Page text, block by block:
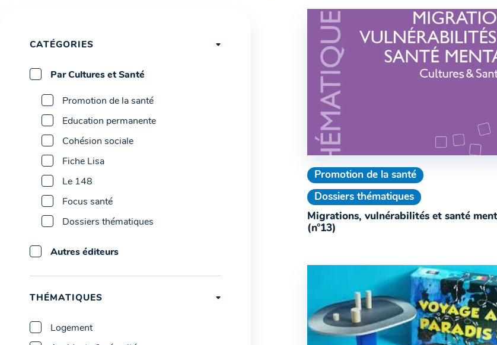
CATÉGORIES
Par Cultures et Santé
Promotion de la santé
Education permanente
Cohésion sociale
Fiche Lisa
Le 148
Focus santé
Dossiers thématiques
Autres éditeurs
THÉMATIQUES
Logement
Promotion de la santé
Dossiers thématiques
Migrations, vulnérabilités et santé
(n°13)